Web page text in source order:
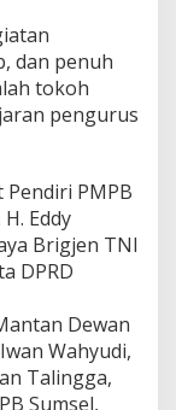
dan penuh
tokoh
pengurus
PMPB
Eddy
Brigjen TNI
DPRD
Dewan
Wahyudi,
Talingga,
Sumsel,